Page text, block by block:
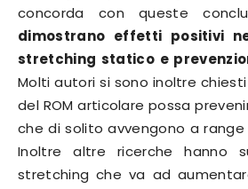
concorda con queste
dimostrano effetti positivi
stretching statico e
Molti autori si sono inoltre
del ROM articolare possa
che di solito avvengono a
Inoltre altre ricerche hanno
stretching che va ad